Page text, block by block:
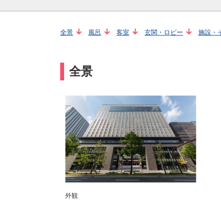
全景 風呂 客室 玄関・ロビー 施設・
全景
外観